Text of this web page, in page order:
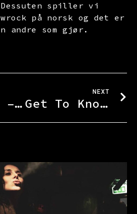
spiller vi
på norsk og det er
andre som gjør.
Raindogs – Celebrating Tom Waits
NEXT
Get To Know: The Hallingtons